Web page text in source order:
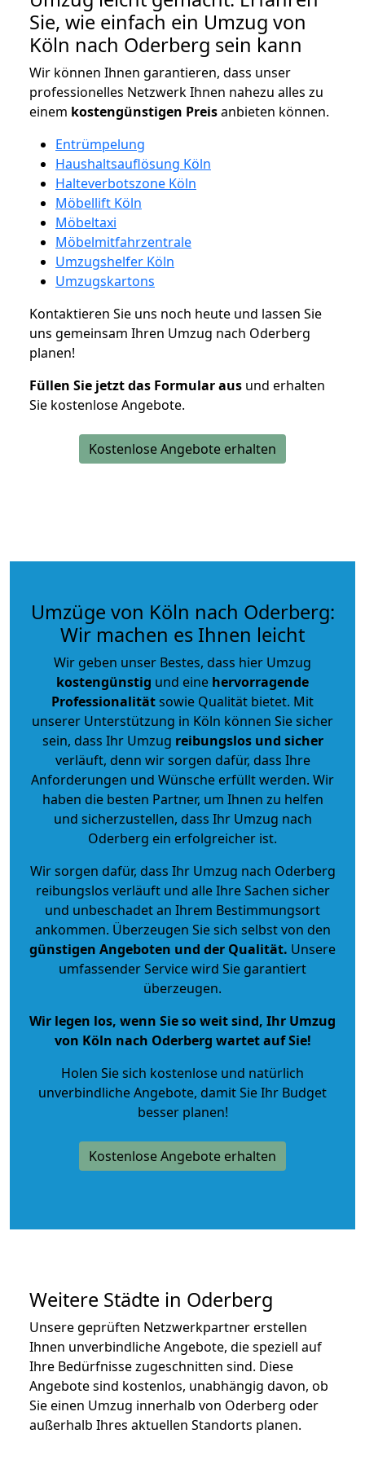
Sie, wie einfach ein Umzug von
Köln nach Oderberg sein kann
Wir können Ihnen garantieren, dass unser
professionelles Netzwerk Ihnen nahezu alles zu
einem kostengünstigen Preisanbieten können.
Entrümpelung
Haushaltsauflösung Köln
Halteverbotszone Köln
Möbellift Köln
Möbeltaxi
Möbelmitfahrzentrale
Umzugshelfer Köln
Umzugskartons
Kontaktieren Sie uns noch heute und lassen Sie
uns gemeinsam Ihren Umzug nach Oderberg
planen!
Füllen Sie jetzt das Formular aus und erhalten
Sie kostenlose Angebote.
Kostenlose Angebote erhalten
Umzüge von Köln nach Oderberg:
Wir machen es Ihnen leicht
Wir geben unser Bestes, dass hier Umzug
kostengünstig und eine hervorragende
Professionalitätsowie Qualität bietet. Mit
unserer Unterstützung in Köln können Sie sicher
sein, dass Ihr Umzug reibungslos und sicher
verläuft, denn wir sorgen dafür, dass Ihre
Anforderungen und Wünsche erfüllt werden. Wir
haben die besten Partner, um Ihnen zu helfen
und sicherzustellen, dass Ihr Umzug nach
Oderberg ein erfolgreicher ist.
Wir sorgen dafür, dass Ihr Umzug nach Oderberg
reibungslos verläuft und alle Ihre Sachen sicher
und unbeschadet an Ihrem Bestimmungsort
ankommen. Überzeugen Sie sich selbst von den
günstigen Angeboten und der Qualität. Unsere
umfassender Service wird Sie garantiert
überzeugen.
Wir legen los, wenn Sie so weit sind, Ihr Umzug
von Köln nach Oderberg wartet auf Sie!
Holen Sie sich kostenlose und natürlich
unverbindliche Angebote, damit Sie Ihr Budget
besser planen!
Kostenlose Angebote erhalten
Weitere Städte in Oderberg
Unsere geprüften Netzwerkpartner erstellen
Ihnen unverbindliche Angebote, die speziell auf
Ihre Bedürfnisse zugeschnitten sind. Diese
Angebote sind kostenlos, unabhängig davon, ob
Sie einen Umzug innerhalb von Oderberg oder
außerhalb Ihres aktuellen Standorts planen.